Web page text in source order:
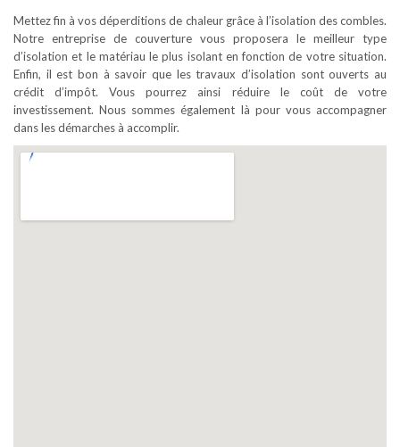
Mettez fin à vos déperditions de chaleur grâce à l’isolation des combles.
Notre entreprise de couverture vous proposera le meilleur type
d’isolation et le matériau le plus isolant en fonction de votre situation.
Enfin, il est bon à savoir que les travaux d’isolation sont ouverts au
crédit d’impôt. Vous pourrez ainsi réduire le coût de votre
investissement. Nous sommes également là pour vous accompagner
dans les démarches à accomplir.